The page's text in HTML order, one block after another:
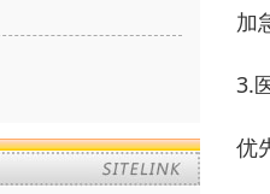
加
3.
优